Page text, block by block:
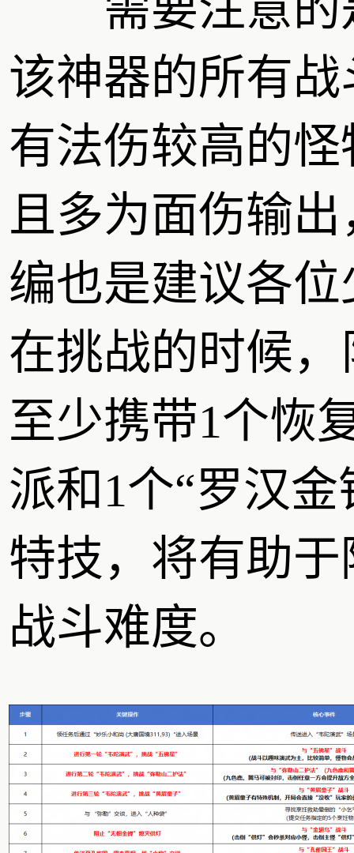
该神器的所有战
有法伤较高的怪
且多为面伤输出
编也是建议各位
在挑战的时候，
至少携带1个恢
派和1个“罗汉金
特技，将有助于
战斗难度。